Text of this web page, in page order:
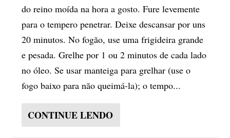
do reino moída na hora a gosto. Fure levemente
para o tempero penetrar. Deixe descansar por uns
20 minutos. No fogão, use uma frigideira grande
e pesada. Grelhe por 1 ou 2 minutos de cada lado
no óleo. Se usar manteiga para grelhar (use o
fogo baixo para não queimá-la); o tempo...
CONTINUE LENDO